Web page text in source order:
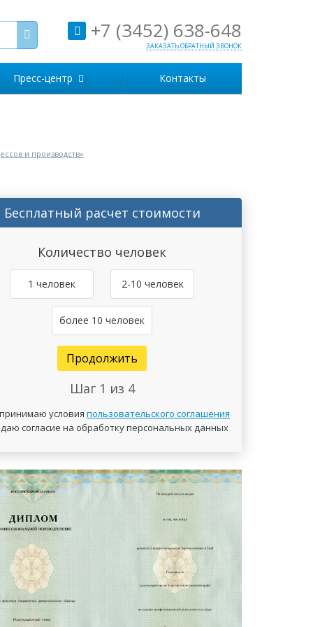
+7 (3452) 638-648
ЗАКАЗАТЬ ОБРАТНЫЙ ЗВОНОК
Пресс-центр Контакты
и производств»
Бесплатный расчет стоимости
Количество человек
1 человек 2-10 человек
более 10 человек
Продолжить
Шаг 1 из 4
условия пользовательского соглашения
согласие на обработку персональных данных